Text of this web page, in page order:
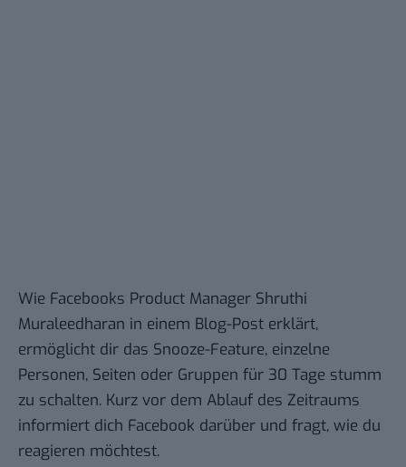
Wie Facebooks Product Manager Shruthi
Muraleedharan in einem Blog-Post erklärt,
ermöglicht dir das Snooze-Feature, einzelne
Personen, Seiten oder Gruppen für 30 Tage stumm
zu schalten. Kurz vor dem Ablauf des Zeitraums
informiert dich Facebook darüber und fragt, wie du
reagieren möchtest.